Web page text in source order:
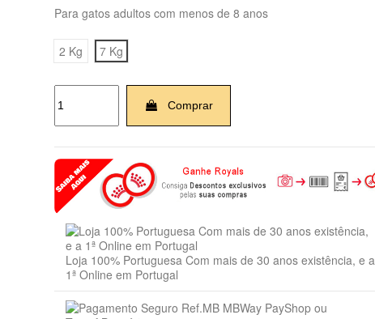
Para gatos adultos com menos de 8 anos
2 Kg 7 Kg
Comprar
Loja 100% Portuguesa Com mais de 30 anos existência, e a
1ª Online em Portugal